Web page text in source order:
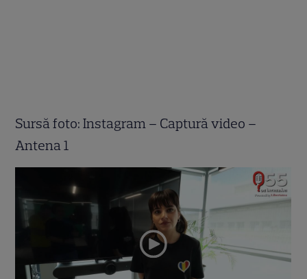
Sursă foto: Instagram – Captură video –
Antena 1